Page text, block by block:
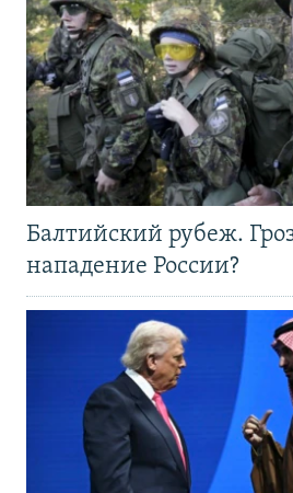
Балтийский рубеж.
нападение России?